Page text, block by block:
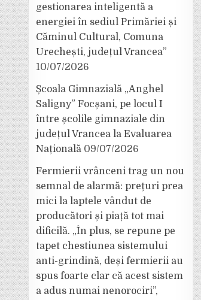
gestionarea inteligentă a
energiei în sediul Primăriei și
Căminul Cultural, Comuna
Urechești, județul Vrancea”
10/07/2026
Școala Gimnazială „Anghel
Saligny” Focșani, pe locul I
între școlile gimnaziale din
județul Vrancea la Evaluarea
Națională 09/07/2026
Fermierii vrânceni trag un nou
semnal de alarmă: prețuri prea
mici la laptele vândut de
producători și piață tot mai
dificilă. „În plus, se repune pe
tapet chestiunea sistemului
anti-grindină, deși fermierii au
spus foarte clar că acest sistem
a adus numai nenorociri”,